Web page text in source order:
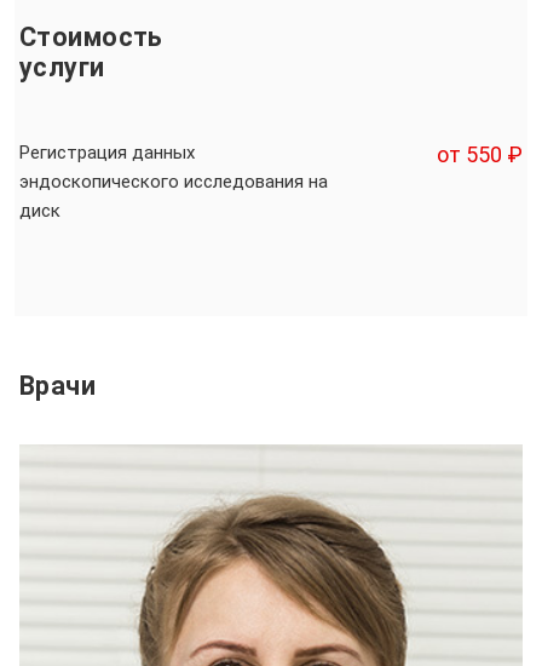
Стоимость
услуги
Регистрация данных
эндоскопического исследования на
диск
от 550 ₽
Врачи